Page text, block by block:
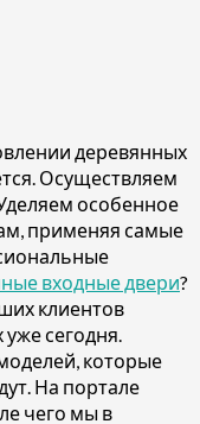
деревянных
Осуществляем
особенное
применяя самые
входные двери?
клиентов
сегодня.
которые
На портале
чего мы в